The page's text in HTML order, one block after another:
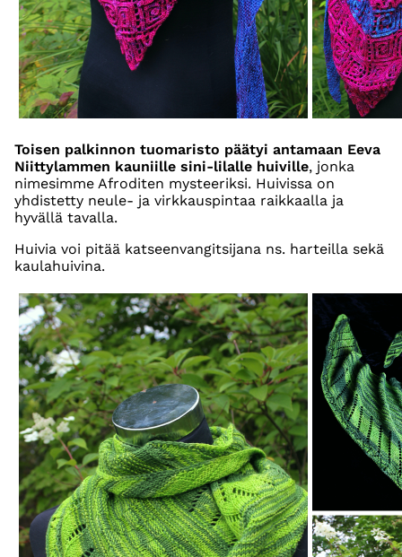
Toisen palkinnon tuomaristo päätyi antamaan Eeva
Niittylammen kauniille sini-lilalle huiville, jonka
nimesimme Afroditen mysteeriksi. Huivissa on
yhdistetty neule- ja virkkauspintaa raikkaalla ja
hyvällä tavalla.
Huivia voi pitää katseenvangitsijana ns. harteilla sekä
kaulahuivina.